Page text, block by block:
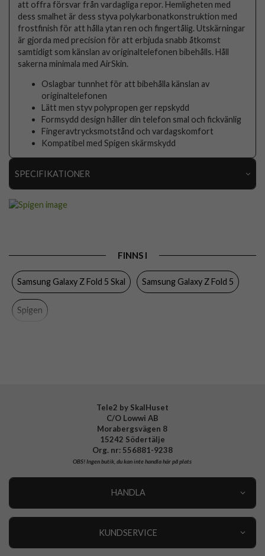
att offra försvar från vardagliga repor. Hemligheten med
dess smalhet är dess styva polykarbonatkonstruktion med
frostfinish för att hålla ytan ren och fingertålig. Utskärningar
är gjorda med precision för att erbjuda snabb åtkomst
samtidigt som känslan av originaltelefonen bibehålls. Håll
sakerna minimala med AirSkin.
Oslagbar tunnhet för att bibehålla känslan av
originaltelefonen
Lätt men styv polypropen ger repskydd
Formsydd design håller din telefon smal och fickvänlig
Fingeravtrycksmotstånd och vardagskomfort
Kompatibel med Spigen skärmskydd
SPECIFIKATIONER
Trådlös laddning-kompatibel
Färg Svart
Material
FINNS I
Samsung Galaxy Z Fold 5 Skal Samsung Galaxy Z Fold 5
Spigen
Tele2 by SkalHuset
C/O Lowwi AB
Morabergsvägen 8
15242 Södertälje
Org. nr: 556881-9238
OBS!Ingen butik, du kan inte handla här på plats
HANDLA
KUNDSERVICE